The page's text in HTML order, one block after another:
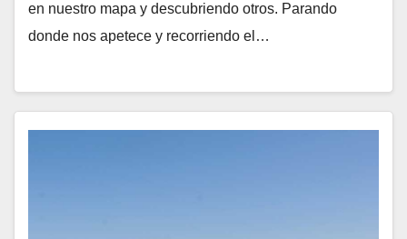
en nuestro mapa y descubriendo otros. Parando
donde nos apetece y recorriendo el…